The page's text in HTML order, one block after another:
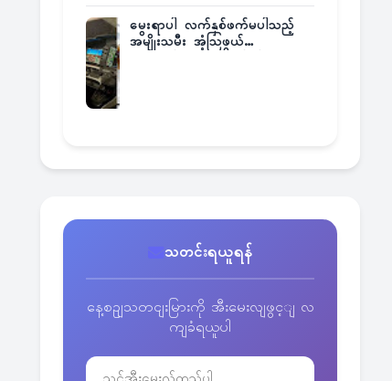
မွေးရာပါ လက်နှစ်ဖက်မပါသည့်
အမျိုးသမီး အံ့သြဖွယ်
သတင်းရယူရန်
နေ့စဥျသတငျးမြားကို အီးမေးလျဖွင့ျ လ
ကျခံရယူပါ